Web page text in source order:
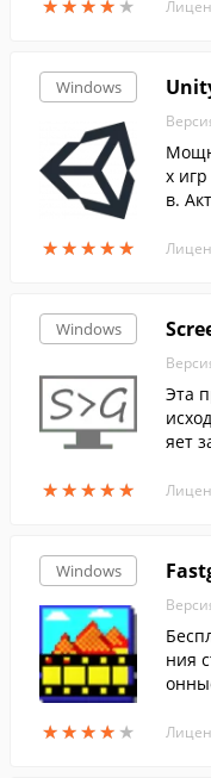
★★★★ ★
★★★★ ★
Windows
★★★★★
★★★★★
х
в.
тами.
Windows
★★★★★
★★★★★
Эта
яет
Windows
★★★★ ★
★★★★ ★
ния